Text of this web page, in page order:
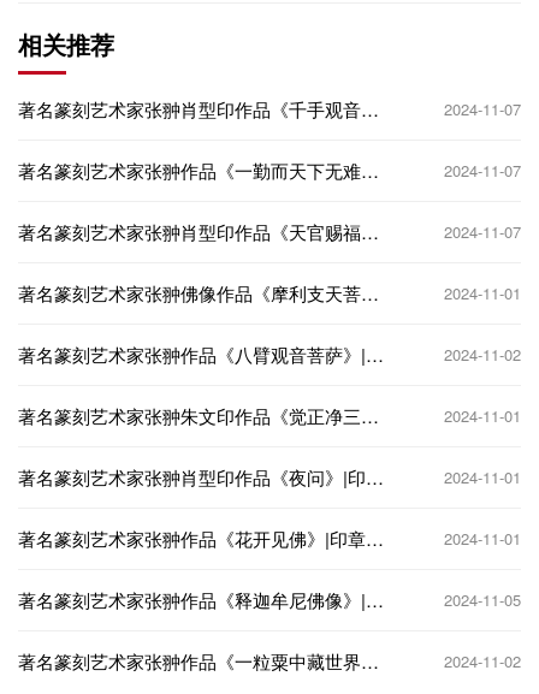
相关推荐
著名篆刻艺术家张翀肖型印作品《千手观音》|
2024-11-07
著名篆刻艺术家张翀作品《一勤而天下无难
2024-11-07
著名篆刻艺术家张翀肖型印作品《天官赐福》|
2024-11-07
著名篆刻艺术家张翀佛像作品《摩利支天菩
2024-11-01
著名篆刻艺术家张翀作品《八臂观音菩萨》|印
2024-11-02
著名篆刻艺术家张翀朱文印作品《觉正净三
2024-11-01
著名篆刻艺术家张翀肖型印作品《夜问》|印章
2024-11-01
著名篆刻艺术家张翀作品《花开见佛》|印章定
2024-11-01
著名篆刻艺术家张翀作品《释迦牟尼佛像》|印
2024-11-05
著名篆刻艺术家张翀作品《一粒粟中藏世界》|
2024-11-02